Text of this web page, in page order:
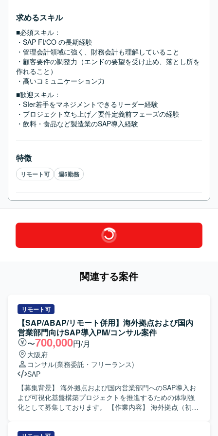
求めるスキル
■必須スキル：
・SAP FI/CO の長期経験
・管理会計領域に強く、財務会計も理解していること
・顧客要件の調整力（エンドの要望を受け止め、落とし所を
作れること）
・高いコミュニケーション力
■歓迎スキル：
・SIer若手をマネジメントできるリーダー経験
・プロジェクト立ち上げ／要件定義前フェーズの経験
・飲料・食品など製造業のSAP導入経験
特徴
リモート可 週5勤務
関連する案件
リモート可
【SAP/ABAP/リモート併用】海外拠点および国内
営業部門向けSAP導入PM/コンサル案件
〜700,000円/月
大阪府
コンサル(業務委託・フリーランス)
SAP
【募集背景】 海外拠点および国内営業部門へのSAP導入お
よび可視化基盤構築プロジェクトを推進するための体制強
化として募集しております。 【作業内容】 海外拠点（初期